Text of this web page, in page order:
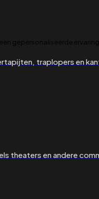
traplopers en
theaters en andere
gepersonaliseerde